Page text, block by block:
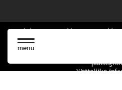
menu
Website gecreëerd in
Wettelijke